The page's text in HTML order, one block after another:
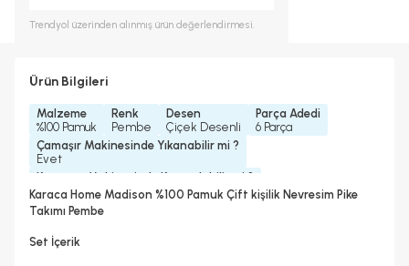
Trendyol üzerinden alınmış ürün değerlendirmesi.
Ürün Bilgileri
Malzeme
%100 Pamuk
Renk
Pembe
Desen
Çiçek Desenli
Parça Adedi
6 Parça
Çamaşır Makinesinde Yıkanabilir mi ?
Evet
Kurutma Makinesinde Kurutulabilir mi ?
Hayır
Kuru Temizleme Yapılabilir
Karaca Home Madison %100 Pamuk Çift kişilik Nevresim Pike
Takımı Pembe
Set İçerik